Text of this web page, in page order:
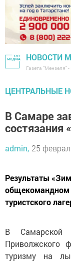
НОВОСТИ
Газета "Мензеля"
ЦЕНТРАЛЬНЫЕ
В Самаре
состязания
admin, 25
Результаты
общекомандном
туристского
В Самарской
Приволжского
туризму на